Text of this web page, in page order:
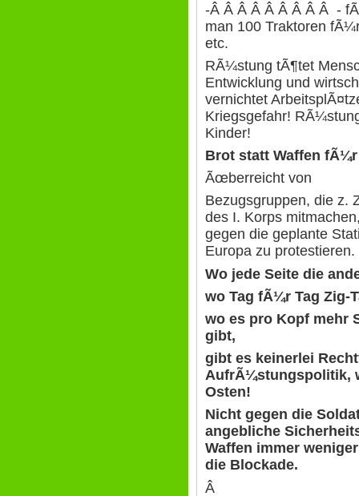
-Â Â Â Â Â Â Â Â Â -
man 100 Traktoren
etc.
RÃ¼stung tÃ¶tet
Entwicklung und
vernichtet
Kriegsgefahr!
Kinder!
Brot statt Waffen
Ãœberreicht von
Bezugsgruppen, die z.
des I. Korps
gegen die geplante
Europa zu protestieren.
Wo jede Seite die
wo Tag fÃ¼r Tag Zig-
wo es pro Kopf mehr
gibt,
gibt es keinerlei
AufrÃ¼stungspolitik,
Osten!
Nicht gegen die
angebliche
Waffen immer
die Blockade.
Â